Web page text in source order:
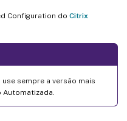
Configuration do Citrix
sempre a versão mais
Automatizada.